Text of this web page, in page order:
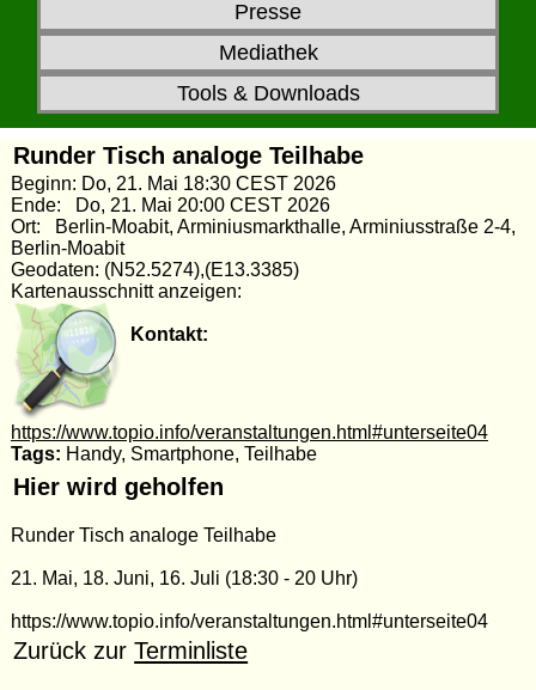
Presse
Mediathek
Tools & Downloads
Runder Tisch analoge Teilhabe
Beginn: Do, 21. Mai 18:30 CEST 2026
Ende: Do, 21. Mai 20:00 CEST 2026
Ort: Berlin-Moabit, Arminiusmarkthalle, Arminiusstraße 2-4,
Berlin-Moabit
Geodaten: (N52.5274),(E13.3385)
Kartenausschnitt anzeigen:
Kontakt:
https://www.topio.info/veranstaltungen.html#unterseite04
Tags: Handy, Smartphone, Teilhabe
Hier wird geholfen
Runder Tisch analoge Teilhabe
21. Mai, 18. Juni, 16. Juli (18:30 - 20 Uhr)
https://www.topio.info/veranstaltungen.html#unterseite04
Zurück zurTerminliste